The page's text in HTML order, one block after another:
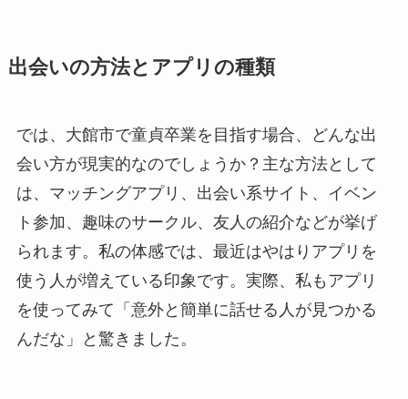
出会いの方法とアプリの種類
では、大館市で童貞卒業を目指す場合、どんな出
会い方が現実的なのでしょうか？主な方法として
は、マッチングアプリ、出会い系サイト、イベン
ト参加、趣味のサークル、友人の紹介などが挙げ
られます。私の体感では、最近はやはりアプリを
使う人が増えている印象です。実際、私もアプリ
を使ってみて「意外と簡単に話せる人が見つかる
んだな」と驚きました。